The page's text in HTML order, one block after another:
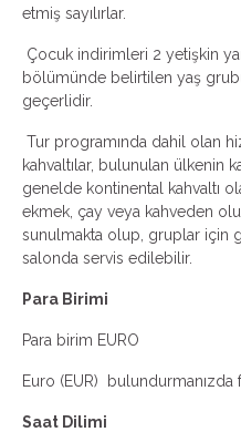
etmiş sayılırlar.
Çocuk indirimleri 2 yetişkin
bölümünde belirtilen yaş
geçerlidir.
Tur programında dahil olan
kahvaltılar, bulunulan ülkenin
genelde kontinental kahvaltı
ekmek, çay veya kahveden
sunulmakta olup, gruplar için
salonda servis edilebilir.
Para Birimi
Para birim EURO
Euro (EUR) bulundurmanızda
Saat Dilimi